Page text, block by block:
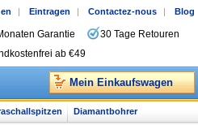
| Eintragen | Contactez-nous | Blog
Garantie
30 Tage Retouren
ab €49
Mein Einkaufswagen
Diamantbohrer